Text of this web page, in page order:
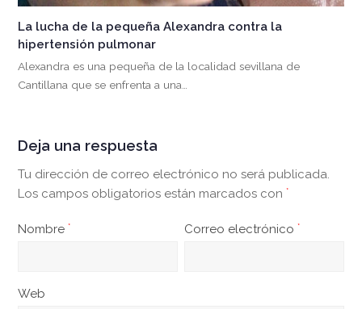
La lucha de la pequeña Alexandra contra la
hipertensión pulmonar
Alexandra es una pequeña de la localidad sevillana de
Cantillana que se enfrenta a una…
Deja una respuesta
Tu dirección de correo electrónico no será publicada.
Los campos obligatorios están marcados con*
Nombre* Correo electrónico*
Web